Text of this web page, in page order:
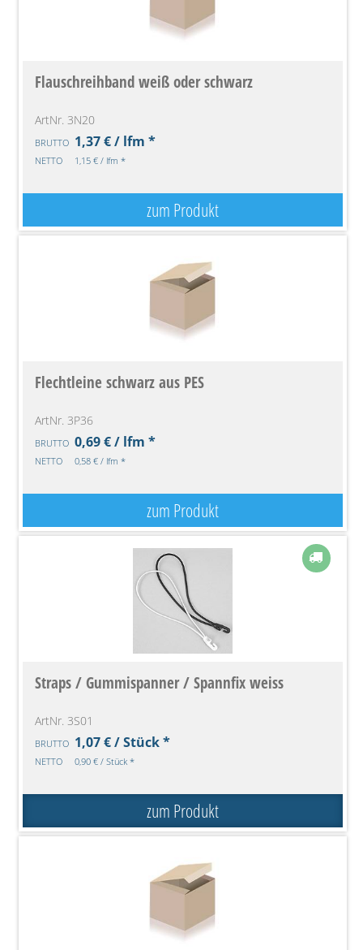
Flauschreihband weiß oder schwarz
ArtNr. 3N20
BRUTTO 1,37 € / lfm *
NETTO 1,15 € / lfm *
zum Produkt
Flechtleine schwarz aus PES
ArtNr. 3P36
BRUTTO 0,69 € / lfm *
NETTO 0,58 € / lfm *
zum Produkt
Straps / Gummispanner / Spannfix weiss
ArtNr. 3S01
BRUTTO 1,07 € / Stück *
NETTO 0,90 € / Stück *
zum Produkt